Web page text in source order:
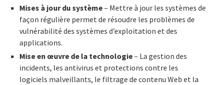
Mises à jour du système– Mettre à jour les systèmes de
façon régulière permet de résoudre les problèmes de
vulnérabilité des systèmes d’exploitation et des
applications.
Mise en œuvre de la technologie– La gestion des
incidents, les antivirus et protections contre les
logiciels malveillants, le filtrage de contenu Web et la